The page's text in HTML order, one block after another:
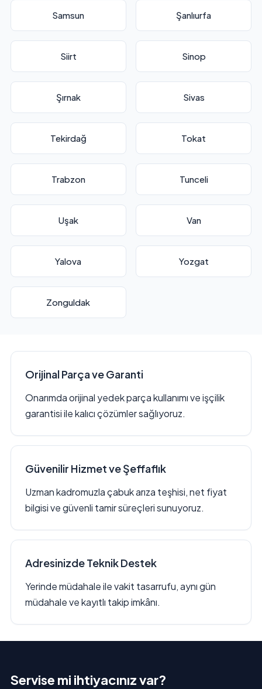
Samsun Şanlıurfa
Siirt Sinop
Şırnak Sivas
Tekirdağ Tokat
Trabzon Tunceli
Uşak Van
Yalova Yozgat
Zonguldak
Orijinal Parça ve Garanti
Onarımda orijinal yedek parça kullanımı ve işçilik
garantisi ile kalıcı çözümler sağlıyoruz.
Güvenilir Hizmet ve Şeffaflık
Uzman kadromuzla çabuk arıza teşhisi, net fiyat
bilgisi ve güvenli tamir süreçleri sunuyoruz.
Adresinizde Teknik Destek
Yerinde müdahale ile vakit tasarrufu, aynı gün
müdahale ve kayıtlı takip imkânı.
Servise mi ihtiyacınız var?